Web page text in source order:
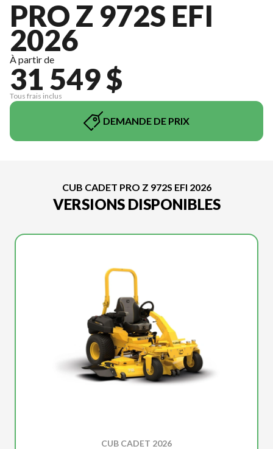
PRO Z 972S EFI
2026
À partir de
31 549 $
Tous frais inclus
DEMANDE DE PRIX
CUB CADET PRO Z 972S EFI 2026
VERSIONS DISPONIBLES
CUB CADET 2026